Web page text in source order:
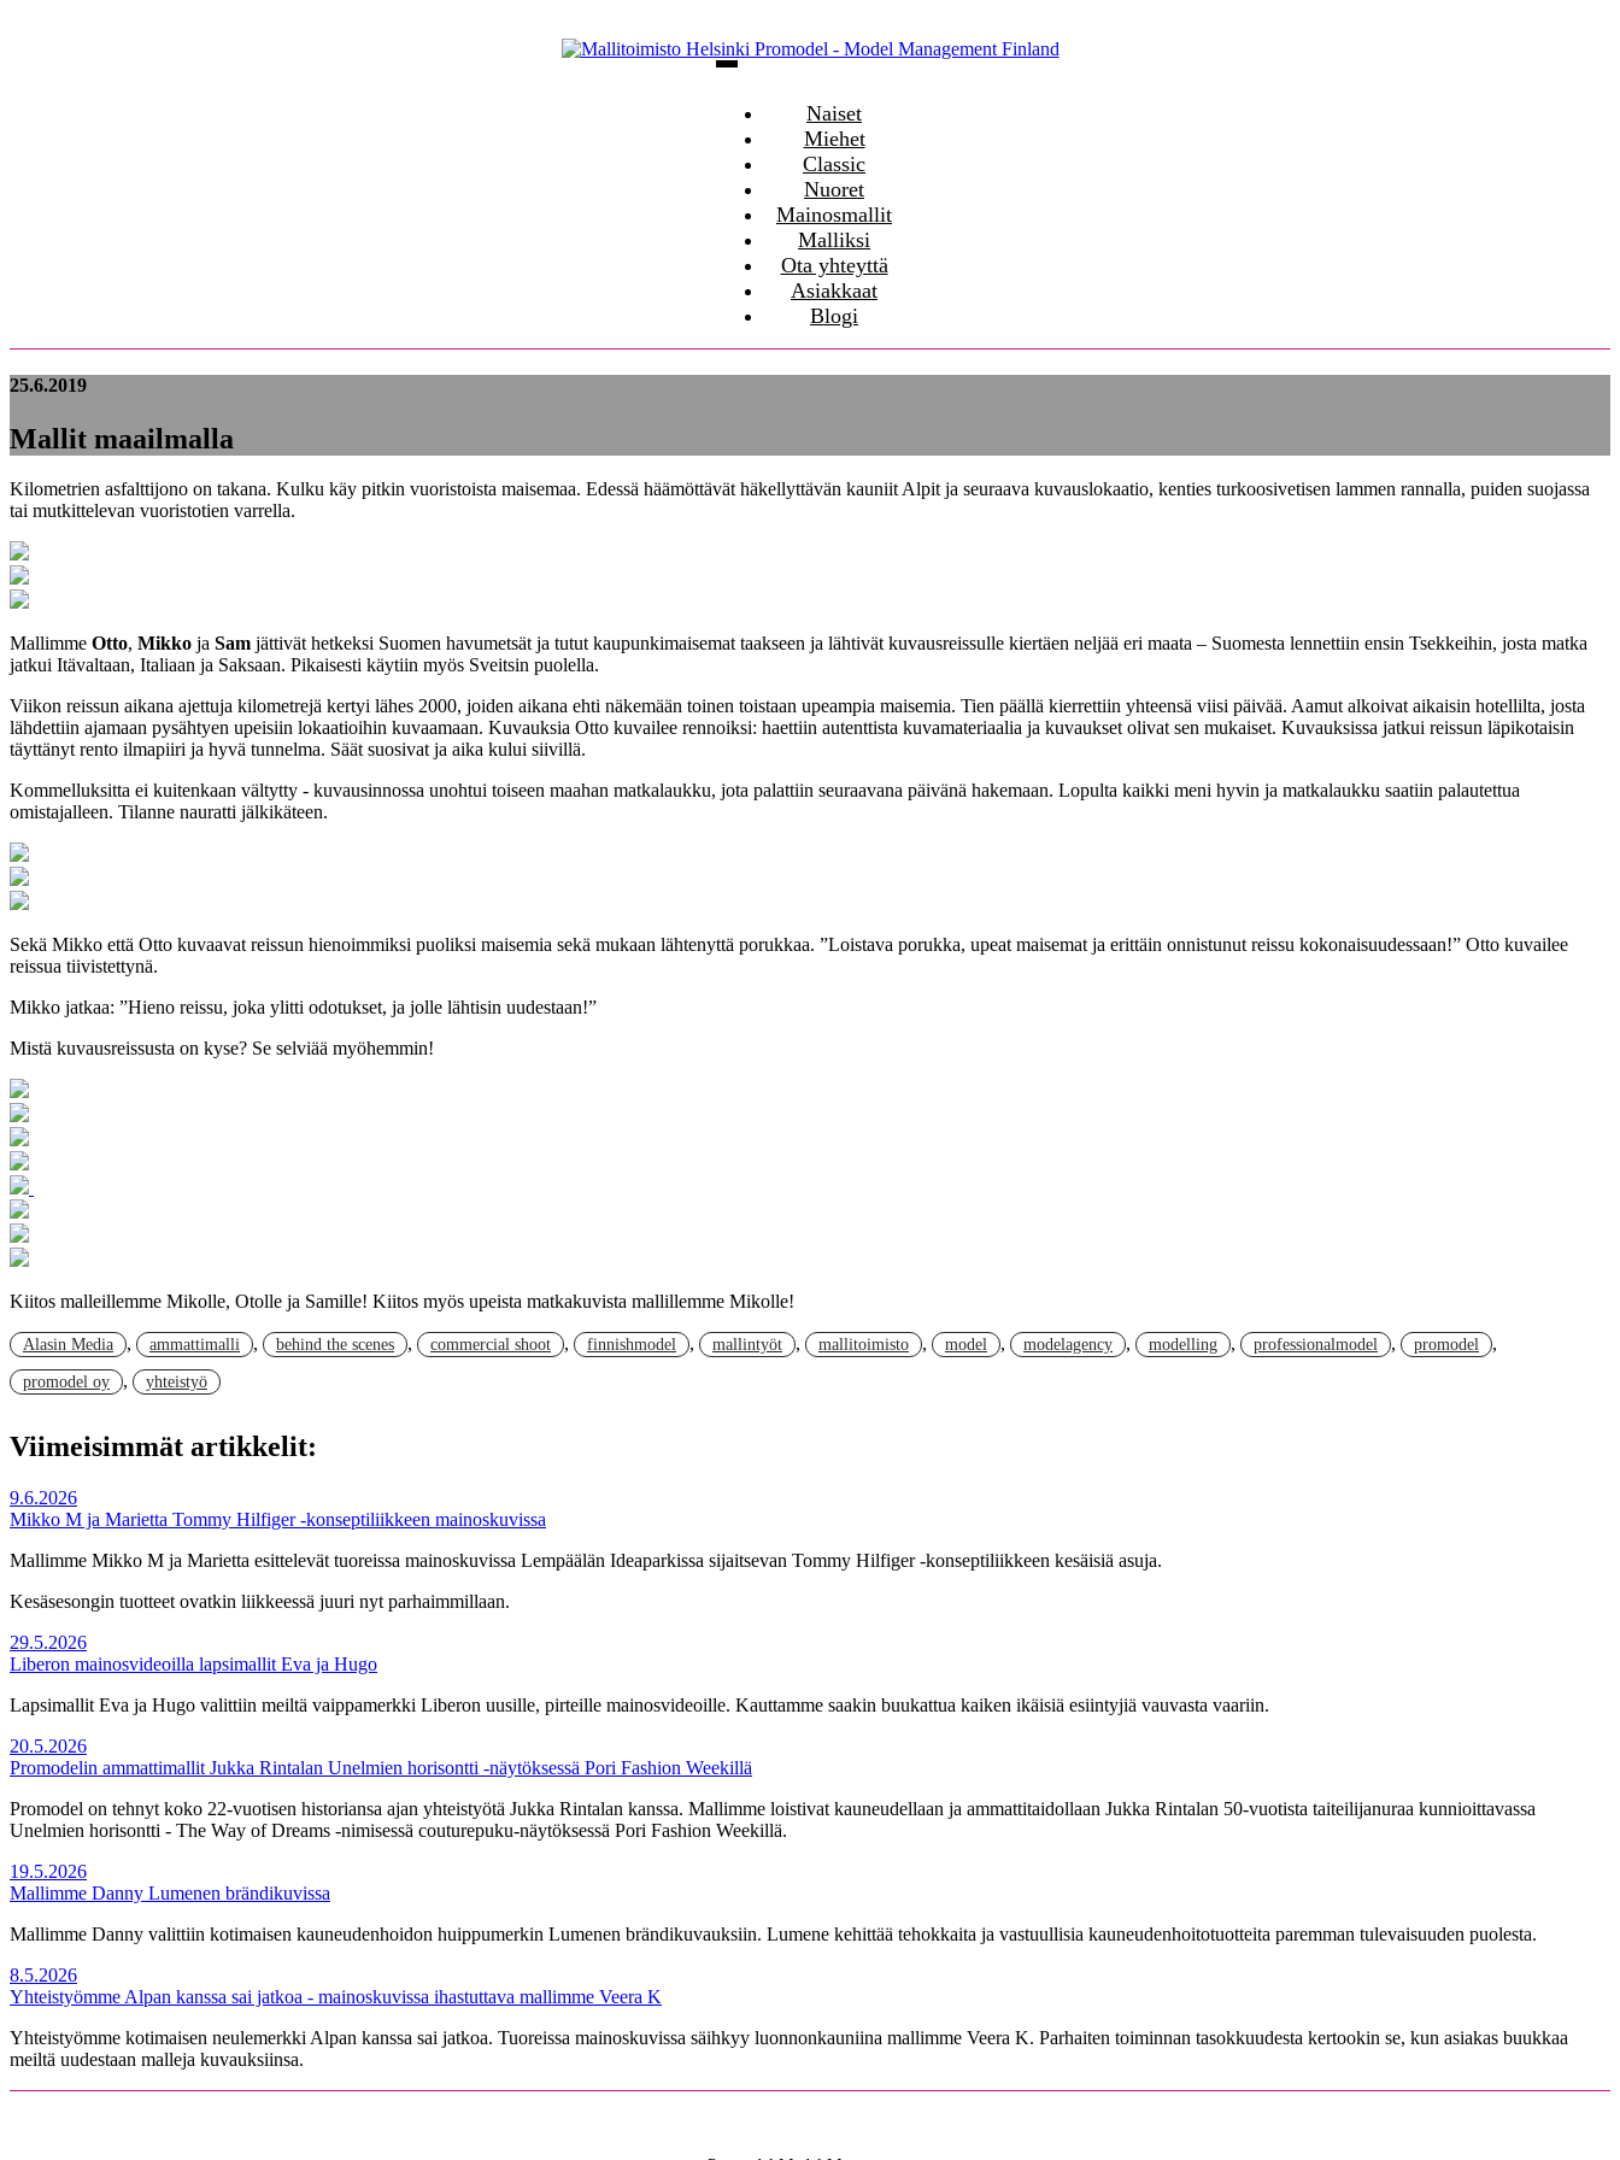
Naiset
Miehet
Classic
Nuoret
Mainosmallit
Malliksi
Ota yhteyttä
Asiakkaat
Blogi
25.6.2019
Mallit maailmalla
Kilometrien asfalttijono on takana. Kulku käy pitkin vuoristoista maisemaa. Edessä häämöttävät häkellyttävän kauniit Alpit ja seuraava kuvauslokaatio, kenties turkoosivetisen lammen rannalla, puiden suojassa
tai mutkittelevan vuoristotien varrella.
Mallimme Otto, Mikko ja Sam jättivät hetkeksi Suomen havumetsät ja tutut kaupunkimaisemat taakseen ja lähtivät kuvausreissulle kiertäen neljää eri maata – Suomesta lennettiin ensin Tsekkeihin, josta matka
jatkui Itävaltaan, Italiaan ja Saksaan. Pikaisesti käytiin myös Sveitsin puolella.
Viikon reissun aikana ajettuja kilometrejä kertyi lähes 2000, joiden aikana ehti näkemään toinen toistaan upeampia maisemia. Tien päällä kierrettiin yhteensä viisi päivää. Aamut alkoivat aikaisin hotellilta, josta
lähdettiin ajamaan pysähtyen upeisiin lokaatioihin kuvaamaan. Kuvauksia Otto kuvailee rennoiksi: haettiin autenttista kuvamateriaalia ja kuvaukset olivat sen mukaiset. Kuvauksissa jatkui reissun läpikotaisin
täyttänyt rento ilmapiiri ja hyvä tunnelma. Säät suosivat ja aika kului siivillä.
Kommelluksitta ei kuitenkaan vältytty - kuvausinnossa unohtui toiseen maahan matkalaukku, jota palattiin seuraavana päivänä hakemaan. Lopulta kaikki meni hyvin ja matkalaukku saatiin palautettua
omistajalleen. Tilanne nauratti jälkikäteen.
Sekä Mikko että Otto kuvaavat reissun hienoimmiksi puoliksi maisemia sekä mukaan lähtenyttä porukkaa. ”Loistava porukka, upeat maisemat ja erittäin onnistunut reissu kokonaisuudessaan!” Otto kuvailee
reissua tiivistettynä.
Mikko jatkaa: ”Hieno reissu, joka ylitti odotukset, ja jolle lähtisin uudestaan!”
Mistä kuvausreissusta on kyse? Se selviää myöhemmin!
Kiitos malleillemme Mikolle, Otolle ja Samille! Kiitos myös upeista matkakuvista mallillemme Mikolle!
Alasin Media , ammattimalli , behind the scenes , commercial shoot , finnishmodel , mallintyöt , mallitoimisto , model , modelagency , modelling , professionalmodel , promodel ,
promodel oy , yhteistyö
Viimeisimmät artikkelit:
9.6.2026
Mikko M ja Marietta Tommy Hilfiger -konseptiliikkeen mainoskuvissa
Mallimme Mikko M ja Marietta esittelevät tuoreissa mainoskuvissa Lempäälän Ideaparkissa sijaitsevan Tommy Hilfiger -konseptiliikkeen kesäisiä asuja.
Kesäsesongin tuotteet ovatkin liikkeessä juuri nyt parhaimmillaan.
29.5.2026
Liberon mainosvideoilla lapsimallit Eva ja Hugo
Lapsimallit Eva ja Hugo valittiin meiltä vaippamerkki Liberon uusille, pirteille mainosvideoille. Kauttamme saakin buukattua kaiken ikäisiä esiintyjiä vauvasta vaariin.
20.5.2026
Promodelin ammattimallit Jukka Rintalan Unelmien horisontti -näytöksessä Pori Fashion Weekillä
Promodel on tehnyt koko 22-vuotisen historiansa ajan yhteistyötä Jukka Rintalan kanssa. Mallimme loistivat kauneudellaan ja ammattitaidollaan Jukka Rintalan 50-vuotista taiteilijanuraa kunnioittavassa
Unelmien horisontti - The Way of Dreams -nimisessä couturepuku-näytöksessä Pori Fashion Weekillä.
19.5.2026
Mallimme Danny Lumenen brändikuvissa
Mallimme Danny valittiin kotimaisen kauneudenhoidon huippumerkin Lumenen brändikuvauksiin. Lumene kehittää tehokkaita ja vastuullisia kauneudenhoitotuotteita paremman tulevaisuuden puolesta.
8.5.2026
Yhteistyömme Alpan kanssa sai jatkoa - mainoskuvissa ihastuttava mallimme Veera K
Yhteistyömme kotimaisen neulemerkki Alpan kanssa sai jatkoa. Tuoreissa mainoskuvissa säihkyy luonnonkauniina mallimme Veera K. Parhaiten toiminnan tasokkuudesta kertookin se, kun asiakas buukkaa
meiltä uudestaan malleja kuvauksiinsa.